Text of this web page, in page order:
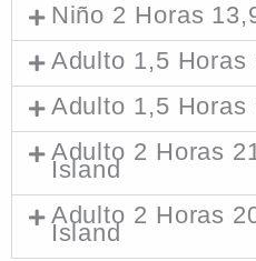
Niño 2 Horas
Adulto 1,5 Horas
Adulto 1,5 Horas
Adulto 2 Horas
Island
Adulto 2 Horas
Island